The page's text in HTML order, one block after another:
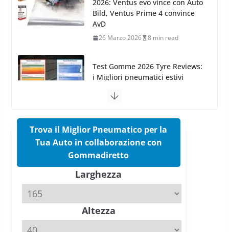
Test Gomme 2026 Tyre Reviews:
i Migliori pneumatici estivi
sportivi a confronto
Pirelli Cinturato 2026: due
confermano il salto tecnico del
Pirelli P Zero Trofeo RS: per
Tyre Reviews è la gomma semi-
slick da battere
Michelin Pilot Sport 4 S – Test
su Range Rover Sport D350 HST
Trova il Miglior Pneumatico per la
Tua Auto in collaborazione con
Gommadiretto
Larghezza
Altezza